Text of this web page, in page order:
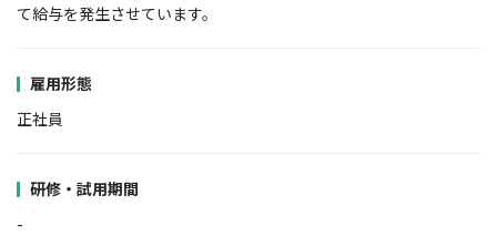
て給与を発生させています。
雇用形態
正社員
研修・試用期間
-